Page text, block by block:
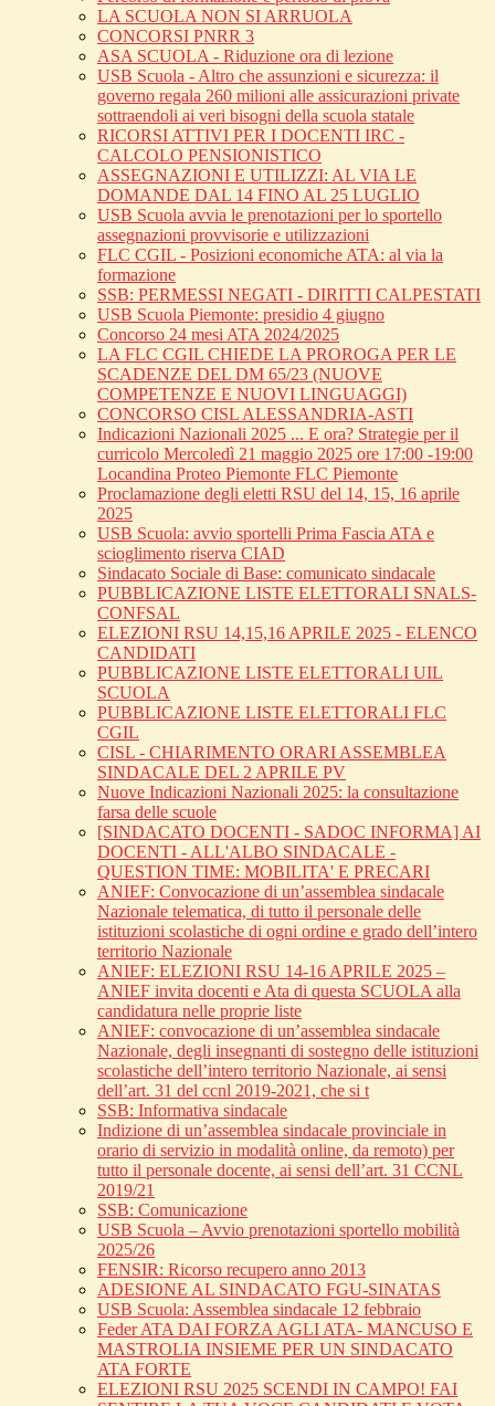
LA SCUOLA NON SI ARRUOLA
CONCORSI PNRR 3
ASA SCUOLA - Riduzione ora di lezione
USB Scuola - Altro che assunzioni e sicurezza: il
governo regala 260 milioni alle assicurazioni private
sottraendoli ai veri bisogni della scuola statale
RICORSI ATTIVI PER I DOCENTI IRC -
CALCOLO PENSIONISTICO
ASSEGNAZIONI E UTILIZZI: AL VIA LE
DOMANDE DAL 14 FINO AL 25 LUGLIO
USB Scuola avvia le prenotazioni per lo sportello
assegnazioni provvisorie e utilizzazioni
FLC CGIL - Posizioni economiche ATA: al via la
formazione
SSB: PERMESSI NEGATI - DIRITTI CALPESTATI
USB Scuola Piemonte: presidio 4 giugno
Concorso 24 mesi ATA 2024/2025
LA FLC CGIL CHIEDE LA PROROGA PER LE
SCADENZE DEL DM 65/23 (NUOVE
COMPETENZE E NUOVI LINGUAGGI)
CONCORSO CISL ALESSANDRIA-ASTI
Indicazioni Nazionali 2025 ... E ora? Strategie per il
curricolo Mercoledì 21 maggio 2025 ore 17:00 -19:00
Locandina Proteo Piemonte FLC Piemonte
Proclamazione degli eletti RSU del 14, 15, 16 aprile
2025
USB Scuola: avvio sportelli Prima Fascia ATA e
scioglimento riserva CIAD
Sindacato Sociale di Base: comunicato sindacale
PUBBLICAZIONE LISTE ELETTORALI SNALS-
CONFSAL
ELEZIONI RSU 14,15,16 APRILE 2025 - ELENCO
CANDIDATI
PUBBLICAZIONE LISTE ELETTORALI UIL
SCUOLA
PUBBLICAZIONE LISTE ELETTORALI FLC
CGIL
CISL - CHIARIMENTO ORARI ASSEMBLEA
SINDACALE DEL 2 APRILE PV
Nuove Indicazioni Nazionali 2025: la consultazione
farsa delle scuole
[SINDACATO DOCENTI - SADOC INFORMA] AI
DOCENTI - ALL'ALBO SINDACALE -
QUESTION TIME: MOBILITA' E PRECARI
ANIEF: Convocazione di un’assemblea sindacale
Nazionale telematica, di tutto il personale delle
istituzioni scolastiche di ogni ordine e grado dell’intero
territorio Nazionale
ANIEF: ELEZIONI RSU 14-16 APRILE 2025 –
ANIEF invita docenti e Ata di questa SCUOLA alla
candidatura nelle proprie liste
ANIEF: convocazione di un’assemblea sindacale
Nazionale, degli insegnanti di sostegno delle istituzioni
scolastiche dell’intero territorio Nazionale, ai sensi
dell’art. 31 del ccnl 2019-2021, che si t
SSB: Informativa sindacale
Indizione di un’assemblea sindacale provinciale in
orario di servizio in modalità online, da remoto) per
tutto il personale docente, ai sensi dell’art. 31 CCNL
2019/21
SSB: Comunicazione
USB Scuola – Avvio prenotazioni sportello mobilità
2025/26
FENSIR: Ricorso recupero anno 2013
ADESIONE AL SINDACATO FGU-SINATAS
USB Scuola: Assemblea sindacale 12 febbraio
Feder ATA DAI FORZA AGLI ATA- MANCUSO E
MASTROLIA INSIEME PER UN SINDACATO
ATA FORTE
ELEZIONI RSU 2025 SCENDI IN CAMPO! FAI